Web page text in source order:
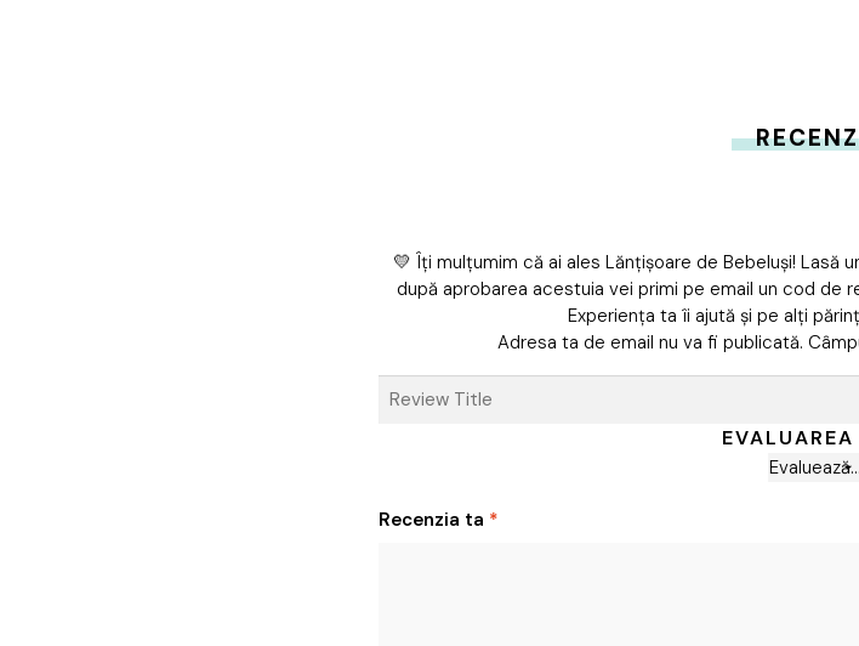
💛 Îți mulțumim că ai ales Lănțișoare de Bebeluși! Lasă
după aprobarea acestuia vei primi pe email un cod de
Experiența ta îi ajută și pe alți
Adresa ta de email nu va fi publicată.
EVALUAREA
Recenzia ta *